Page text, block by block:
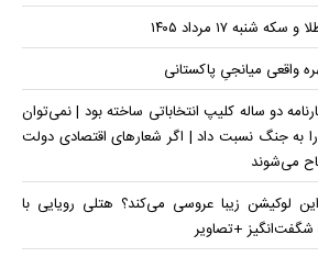
۱۷ مرداد ۱۴۰۵
واقعی میانجیِ پاکستانی
دو ساله کلیپ انتخاباتی ساخته بود | نمی‌توان
به جنگ نسبت داد | اگر شعار‌های اقتصادی دولت
می‌شوند
لوکیشن زیبا عروسی می‌کند؟ هتلی رویایی با
+تصاویر